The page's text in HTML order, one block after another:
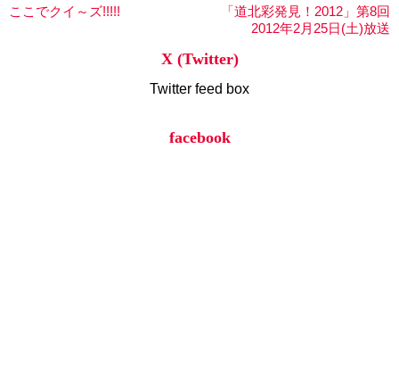
ここでクイ～ズ!!!!!
「道北彩発見！2012」第8回
2012年2月25日(土)放送
X (Twitter)
Twitter feed box
facebook